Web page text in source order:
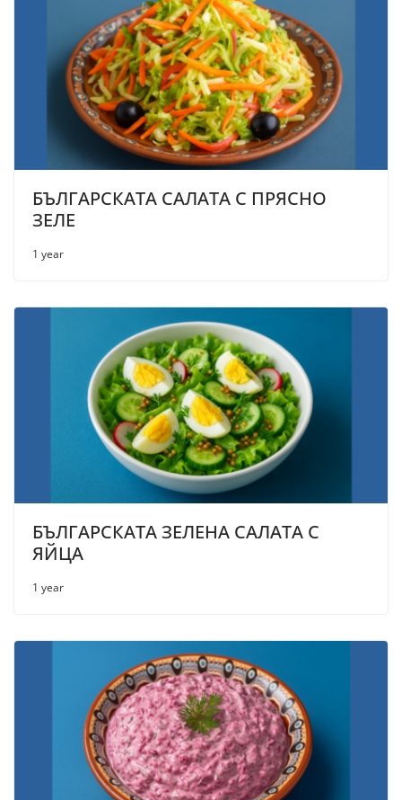
БЪЛГАРСКАТА САЛАТА С ПРЯСНО
ЗЕЛЕ
1 year
БЪЛГАРСКАТА ЗЕЛЕНА САЛАТА С
ЯЙЦА
1 year